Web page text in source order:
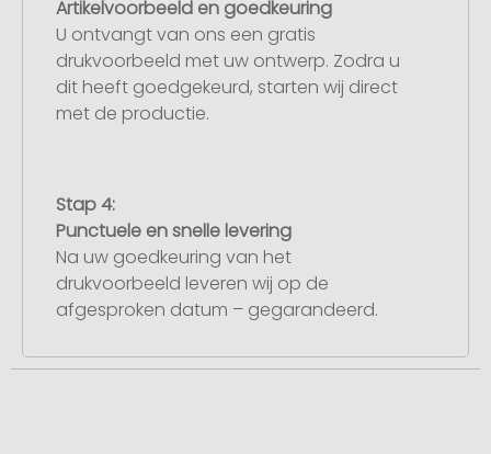
Artikelvoorbeeld en goedkeuring
U ontvangt van ons een gratis
drukvoorbeeld met uw ontwerp. Zodra u
dit heeft goedgekeurd, starten wij direct
met de productie.
Stap 4:
Punctuele en snelle levering
Na uw goedkeuring van het
drukvoorbeeld leveren wij op de
afgesproken datum – gegarandeerd.